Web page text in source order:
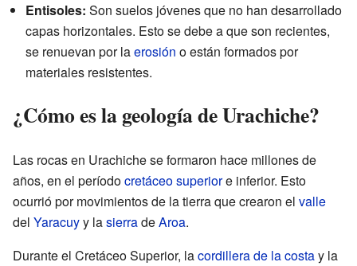
Entisoles: Son suelos jóvenes que no han desarrollado
capas horizontales. Esto se debe a que son recientes,
se renuevan por laerosión o están formados por
materiales resistentes.
¿Cómo es la geología de Urachiche?
Las rocas en Urachiche se formaron hace millones de
años, en el períodocretáceo superiore inferior. Esto
ocurrió por movimientos de la tierra que crearon el valle
del Yaracuyy lasierradeAroa.
Durante el Cretáceo Superior, lacordillera de la costay la